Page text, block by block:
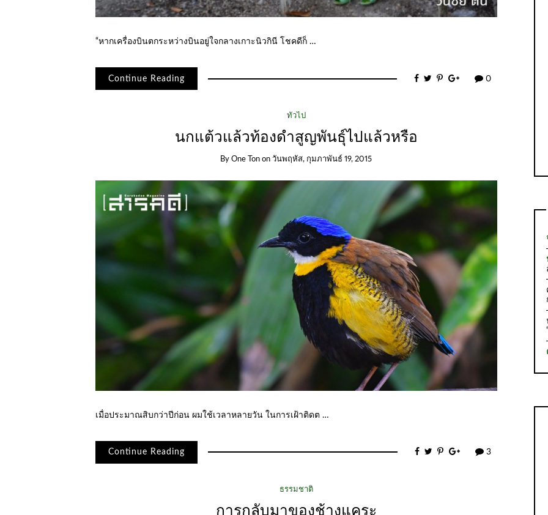
“หากเครื่องบินตกระหว่างบินอยู่ใจกลางเกาะนิวกินี โชคดีก็ …
Continue Reading 0
ทั่วไป
นกแต้วแล้วท้องดำสูญพันธุ์ไปแล้วหรือ
ByOne Ton onวันพฤหัส, กุมภาพันธ์ 19, 2015
เมื่อประมาณสิบกว่าปีก่อน ผมใช้เวลาหลายวัน ในการเฝ้าติดต …
Continue Reading 3
ธรรมชาติ
การกลับมาของช้างแคระ